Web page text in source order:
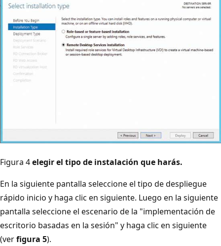
Figura 4elegir el tipo de instalación que harás.
En la siguiente pantalla seleccione el tipo de despliegue
rápido inicio y haga clic en siguiente. Luego en la siguiente
pantalla seleccione el escenario de la "implementación de
escritorio basadas en la sesión" y haga clic en siguiente
(verfigura 5).